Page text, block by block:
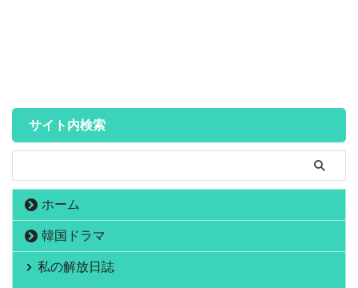
サイト内検索
ホーム
韓国ドラマ
私の解放日誌